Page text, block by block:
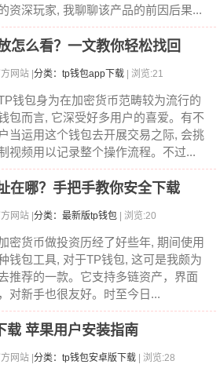
资深玩家, 我聊聊该产品的前因后果...
怎么看？一文教你轻松找回
网站 | 分类：tp钱包app下载 | 浏览:21
钱包身为在加密货币范畴较为流行的
包而言, 它深受好多用户的喜爱。有不
当运用这个钱包去开展交易之际, 会挑
视频用以记录整个操作流程。不过...
在哪？手把手教你安全下载
网站 | 分类：最新版tp钱包 | 浏览:20
密货币做投资历经了好些年, 期间使用
钱包工具, 对于TP钱包, 这可是我颇为
推荐的一款。它支持多链资产，界面
对新手也很友好。时至今日...
载 苹果用户安装指南
网站 | 分类：tp钱包安卓版下载 | 浏览:28